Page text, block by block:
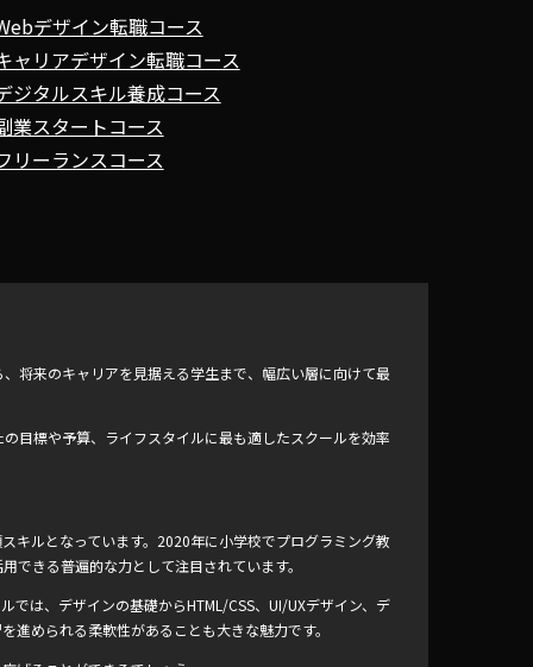
デザイン転職コース
ャリアデザイン転職コース
ジタルスキル養成コース
業スタートコース
リーランスコース
将来のキャリアを見据える学生まで、幅広い層に向けて最
目標や予算、ライフスタイルに最も適したスクールを効率
キルとなっています。2020年に小学校でプログラミング教
きる普遍的な力として注目されています。
は、デザインの基礎からHTML/CSS、UI/UXデザイン、デ
められる柔軟性があることも大きな魅力です。